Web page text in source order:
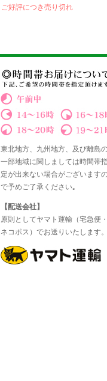
ご好評につき売り切れ
東北地方、九州地方、及び離島
一部地域に関しましては時間帯
定が出来ない場合がございます
で予めご了承ください｡
【配送会社】
原則としてヤマト運輸（宅急便
ネコポス）でお送りいたします